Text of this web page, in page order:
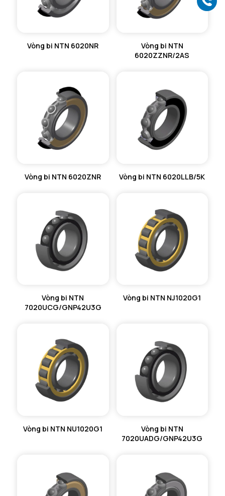
Vòng bi NTN 6020NR
Vòng bi NTN
6020ZZNR/2AS
Vòng bi NTN 6020ZNR Vòng bi NTN 6020LLB/5K
Vòng bi NTN
7020UCG/GNP42U3G
Vòng bi NTN NJ1020G1
Vòng bi NTN NU1020G1
Vòng bi NTN
7020UADG/GNP42U3G